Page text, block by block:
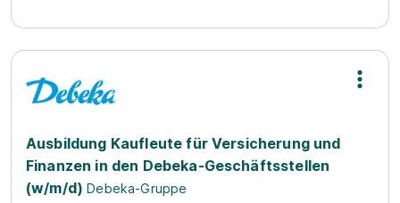
Ausbildung Kaufleute für Versicherung und
Finanzen in den Debeka-Geschäftsstellen
(w/m/d)Debeka-Gruppe